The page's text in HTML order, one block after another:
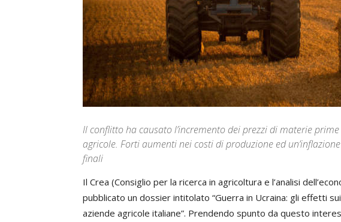
Il conflitto ha causato l’incremento dei prezzi di materie
agricole. Forti aumenti nei costi di produzione ed
finali
Il Crea (Consiglio per la ricerca in agricoltura e l’analisi
pubblicato un dossier intitolato “Guerra in Ucraina: gli effetti
aziende agricole italiane”. Prendendo spunto da questo